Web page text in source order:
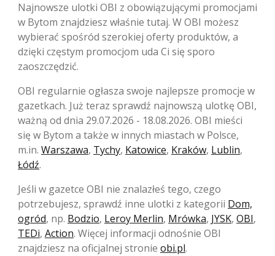
Najnowsze ulotki OBI z obowiązującymi promocjami
w Bytom znajdziesz właśnie tutaj. W OBI możesz
wybierać spośród szerokiej oferty produktów, a
dzięki częstym promocjom uda Ci się sporo
zaoszczędzić.
OBI regularnie ogłasza swoje najlepsze promocje w
gazetkach. Już teraz sprawdź najnowszą ulotkę OBI,
ważną od dnia 29.07.2026 - 18.08.2026. OBI mieści
się w Bytom a także w innych miastach w Polsce,
m.in. Warszawa, Tychy, Katowice, Kraków, Lublin,
Łódź.
Jeśli w gazetce OBI nie znalazłeś tego, czego
potrzebujesz, sprawdź inne ulotki z kategorii Dom,
ogród, np. Bodzio, Leroy Merlin, Mrówka, JYSK, OBI,
TEDi, Action. Więcej informacji odnośnie OBI
znajdziesz na oficjalnej stronie obi.pl.